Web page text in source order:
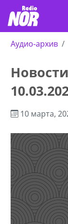
Аудио-архив
10 марта,